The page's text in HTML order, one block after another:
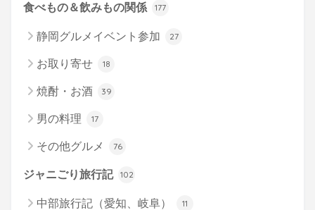
食べもの＆飲みもの関係 177
静岡グルメイベント参加 27
お取り寄せ 18
焼酎・お酒 39
男の料理 17
その他グルメ 76
ジャニごり旅行記 102
中部旅行記（愛知、岐阜） 11